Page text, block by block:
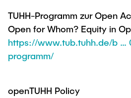
TUHH-Programm zur Open
Open for Whom? Equity in
https://www.tub.tuhh.de/b …
programm/
openTUHH Policy